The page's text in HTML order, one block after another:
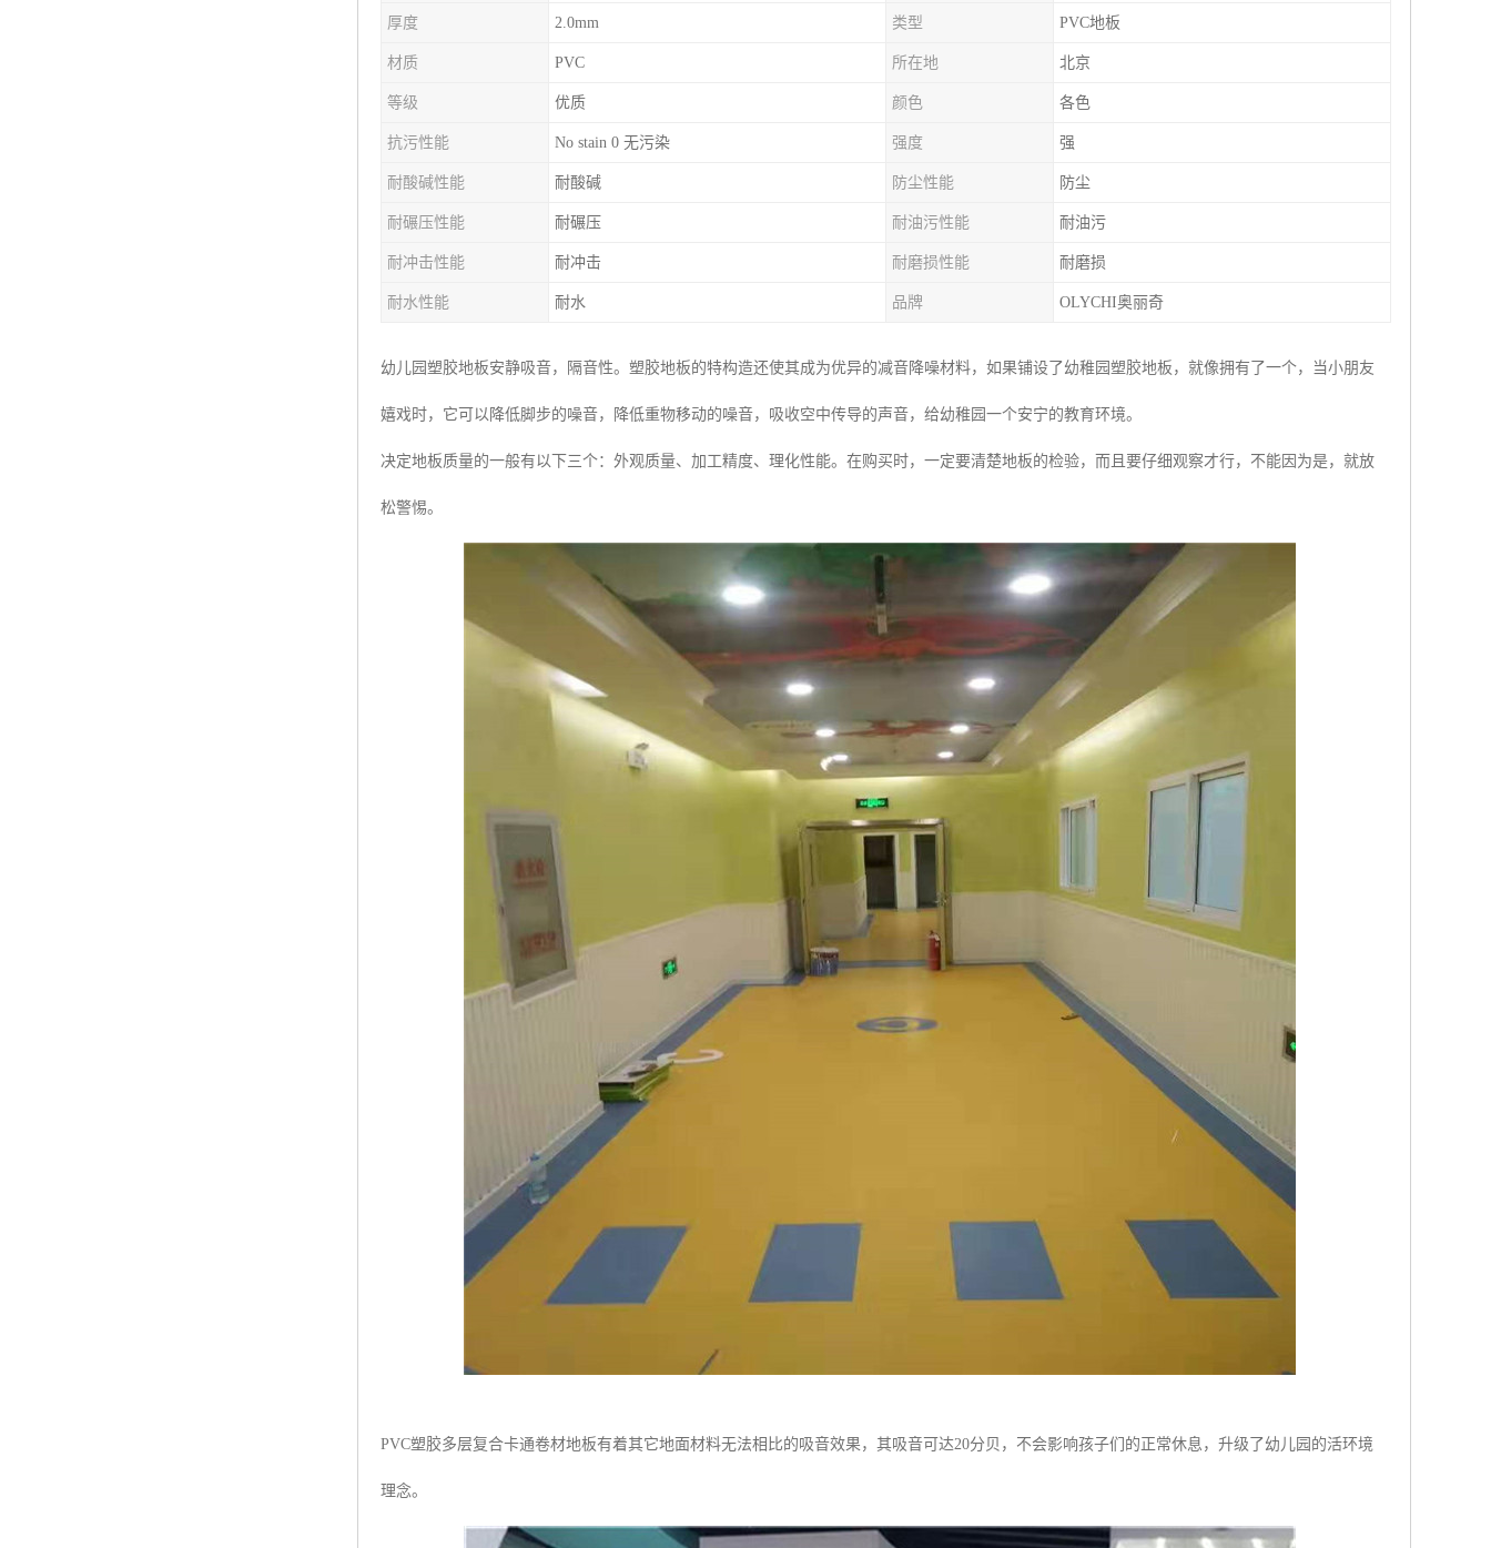
厚度 2.0mm 类型 PVC地板
材质 PVC 所在地 北京
等级 优质 颜色 各色
抗污性能 No stain 0 无污染 强度 强
耐酸碱性能 耐酸碱 防尘性能 防尘
耐碾压性能 耐碾压 耐油污性能 耐油污
耐冲击性能 耐冲击 耐磨损性能 耐磨损
耐水性能 耐水 品牌 OLYCHI奥丽奇
幼儿园塑胶地板安静吸音，隔音性。塑胶地板的特构造还使其成为优异的减音降噪材料，如果铺设了幼稚园塑胶地板，就像拥有了一个，当小朋友
嬉戏时，它可以降低脚步的噪音，降低重物移动的噪音，吸收空中传导的声音，给幼稚园一个安宁的教育环境。
决定地板质量的一般有以下三个：外观质量、加工精度、理化性能。在购买时，一定要清楚地板的检验，而且要仔细观察才行，不能因为是，就放
松警惕。
PVC塑胶多层复合卡通卷材地板有着其它地面材料无法相比的吸音效果，其吸音可达20分贝，不会影响孩子们的正常休息，升级了幼儿园的活环境
理念。